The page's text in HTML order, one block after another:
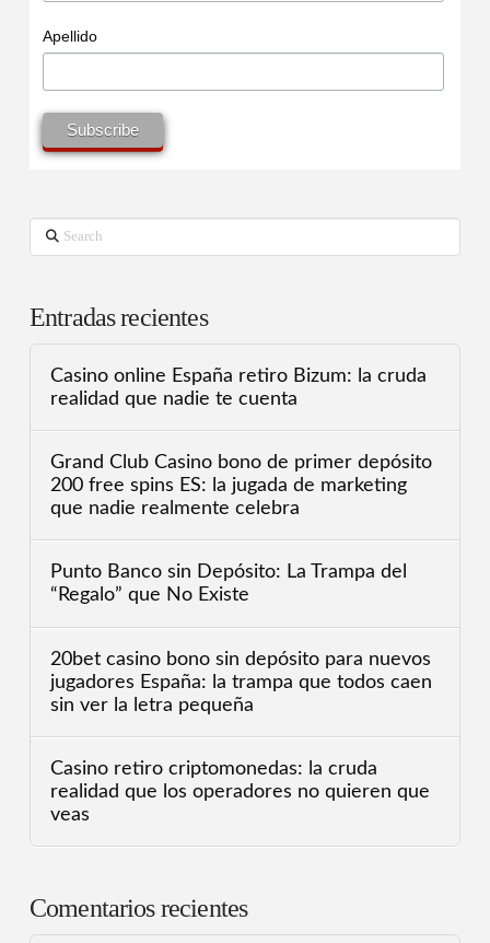
Apellido
Search
Entradas recientes
Casino online España retiro Bizum: la cruda
realidad que nadie te cuenta
Grand Club Casino bono de primer depósito
200 free spins ES: la jugada de marketing
que nadie realmente celebra
Punto Banco sin Depósito: La Trampa del
“Regalo” que No Existe
20bet casino bono sin depósito para nuevos
jugadores España: la trampa que todos caen
sin ver la letra pequeña
Casino retiro criptomonedas: la cruda
realidad que los operadores no quieren que
veas
Comentarios recientes